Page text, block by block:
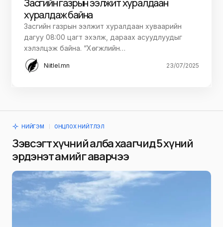
Засгийн газрын ээлжит хуралдаан
хуралдаж байна
Засгийн газрын ээлжит хуралдаан хуваарийн
дагуу 08:00 цагт эхэлж, дараах асуудлуудыг
хэлэлцэж байна. “Хөгжлийн…
Niitlel.mn 23/07/2025
НИЙГЭМ ОНЦЛОХ НИЙТЛЭЛ
Зэвсэгт хүчний алба хаагчид 5 хүний
эрдэнэт амийг аварчээ